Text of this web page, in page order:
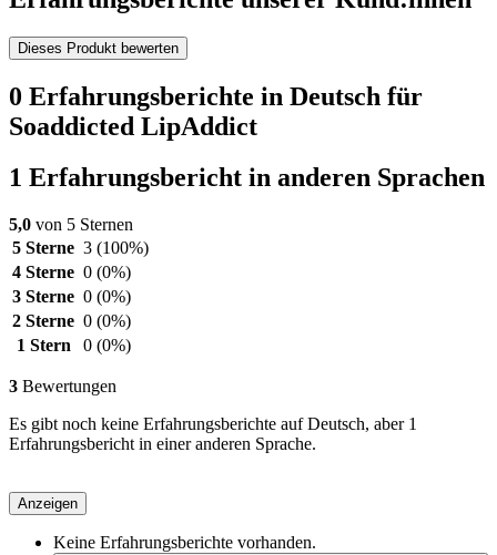
Dieses Produkt bewerten
0 Erfahrungsberichte in Deutsch für
Soaddicted LipAddict
1 Erfahrungsbericht in anderen Sprachen
5,0 von 5 Sternen
5 Sterne 3 (100%)
4 Sterne 0 (0%)
3 Sterne 0 (0%)
2 Sterne 0 (0%)
1 Stern
0 (0%)
3 Bewertungen
Es gibt noch keine Erfahrungsberichte auf Deutsch, aber 1
Erfahrungsbericht in einer anderen Sprache.
Anzeigen
Keine Erfahrungsberichte vorhanden.